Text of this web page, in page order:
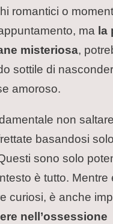
romantici o
ma la
misteriosa,
sottile di
amoroso.
non
basandosi
sono solo
è tutto. Mentre
curiosi, è anche
nell’ossessione